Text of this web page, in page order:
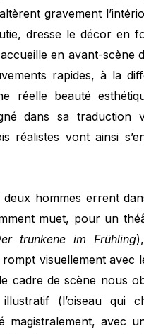
gravement
dresse le décor en
en avant-scène
rapides, à la
réelle beauté
dans sa traduction
réalistes vont ainsi
hommes errent
muet, pour un
trunkene im Frühling
visuellement avec
cadre de scène nous
(l’oiseau qui
avec